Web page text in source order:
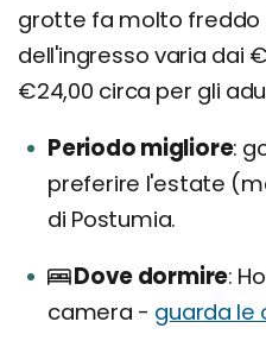
grotte fa molto freddo
dell'ingresso varia dai
€24,00 circa per gli
Periodo migliore
preferire l'estate
di Postumia.
Dove dormire
camera - guarda le